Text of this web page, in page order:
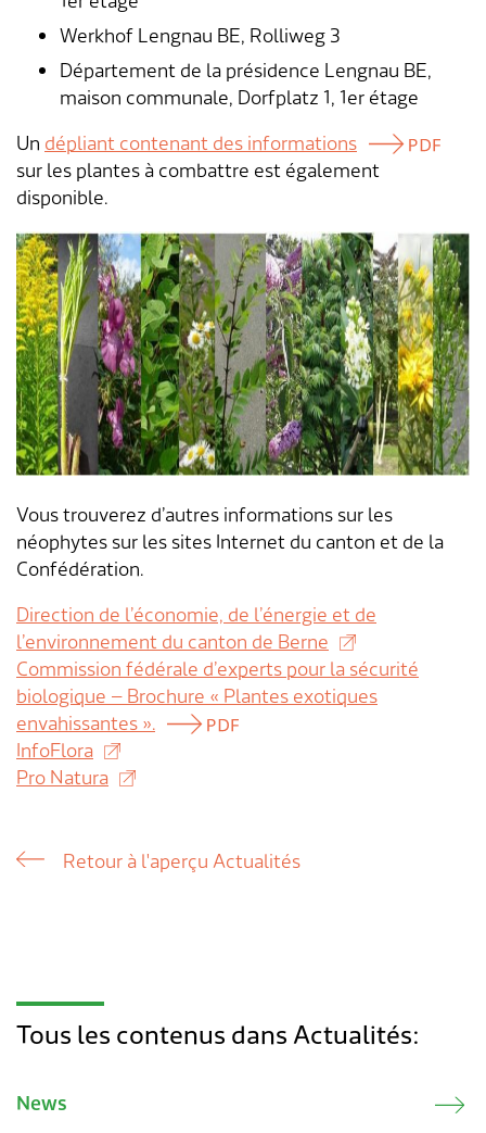
Werkhof Lengnau BE, Rolliweg 3
Département de la présidence Lengnau BE,
maison communale, Dorfplatz 1, 1er étage
Un dépliant contenant des informations
sur les plantes à combattre est également
disponible.
Vous trouverez d’autres informations sur les
néophytes sur les sites Internet du canton et de la
Confédération.
Direction de l’économie, de l’énergie et de
l’environnement du canton de Berne
Commission fédérale d’experts pour la sécurité
biologique – Brochure « Plantes exotiques
envahissantes ».
InfoFlora
Pro Natura
Retour à l'aperçu Actualités
Tous les contenus dans Actualités:
News